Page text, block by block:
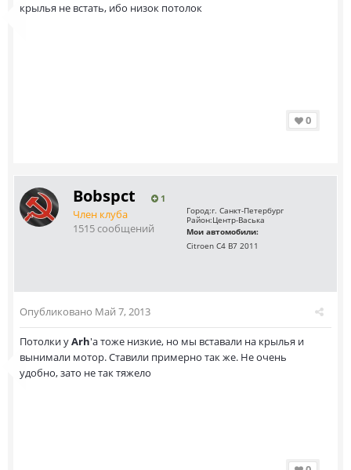
крылья не встать, ибо низок потолок
0
Bobspct 1
Член клуба
1515 сообщений
Город:г. Санкт-Петербург
Район:Центр-Васька
Мои автомобили:
Citroen C4 B7 2011
Опубликовано Май 7, 2013
Потолки уArh'a тоже низкие, но мы вставали на крылья и
вынимали мотор. Ставили примерно так же. Не очень
удобно, зато не так тяжело